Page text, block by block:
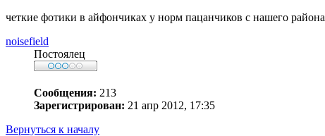
четкие фотики в айфончиках у норм пацанчиков с нашего района
noisefield
Постоялец
Сообщения: 213
Зарегистрирован: 21 апр 2012, 17:35
Вернуться к началу